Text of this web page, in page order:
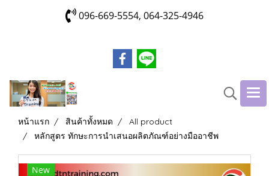
096-669-5554, 064-325-4946
หน้าแรก สินค้าทั้งหมด
All product
หลักสูตร ทักษะการนำเสนอผลิตภัณฑ์อย่างมืออาชีพ
New